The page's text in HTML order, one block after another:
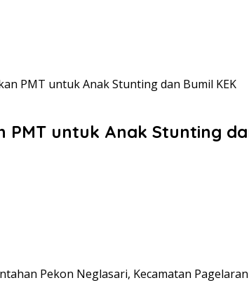
PMT untuk Anak Stunting dan Bumil KEK
PMT untuk Anak Stunting
Pekon Neglasari, Kecamatan